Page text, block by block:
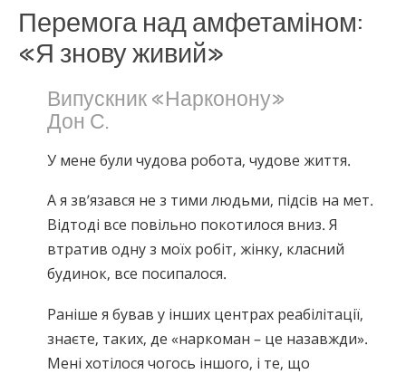
Macedonian
Norsk
Русский (Russian)
Svenska
繁體中文 (Chinese)
Arabic
Ukrainian
Czech
Перемога над амфетаміном:
«Я знову живий»
Випускник «Нарконону»
Дон С.
У мене були чудова робота, чудове життя.
А я зв’язався не з тими людьми, підсів на мет.
Відтоді все повільно покотилося вниз. Я
втратив одну з моїх робіт, жінку, класний
будинок, все посипалося.
Раніше я бував у інших центрах реабілітації,
знаєте, таких, де «наркоман – це назавжди».
Мені хотілося чогось іншого, і те, що